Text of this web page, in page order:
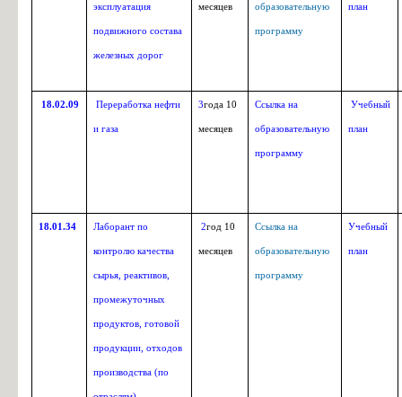
эксплуатация
подвижного состава
железных дорог
месяцев образовательную
программу
план
18.02.09 Переработка нефти
и газа
3года 10
месяцев
Ссылка на
образовательную
программу
Учебный
план
18.01.34 Лаборант по
контролю качества
сырья, реактивов,
промежуточных
продуктов, готовой
продукции, отходов
производства (по
2год 10
месяцев
Ссылка на
образовательную
программу
Учебный
план
Дошкольное образование
(заочное обучение)
классах
Описание образовательной
программы